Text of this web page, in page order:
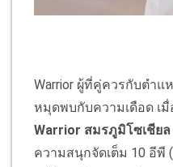
Warrior ผู้ที่คู่ควรกับตำแ
หมุดพบกับความเดือด เ
Warrior สมรภูมิโซเชีย
ความสนุกจัดเต็ม 10 อีพี